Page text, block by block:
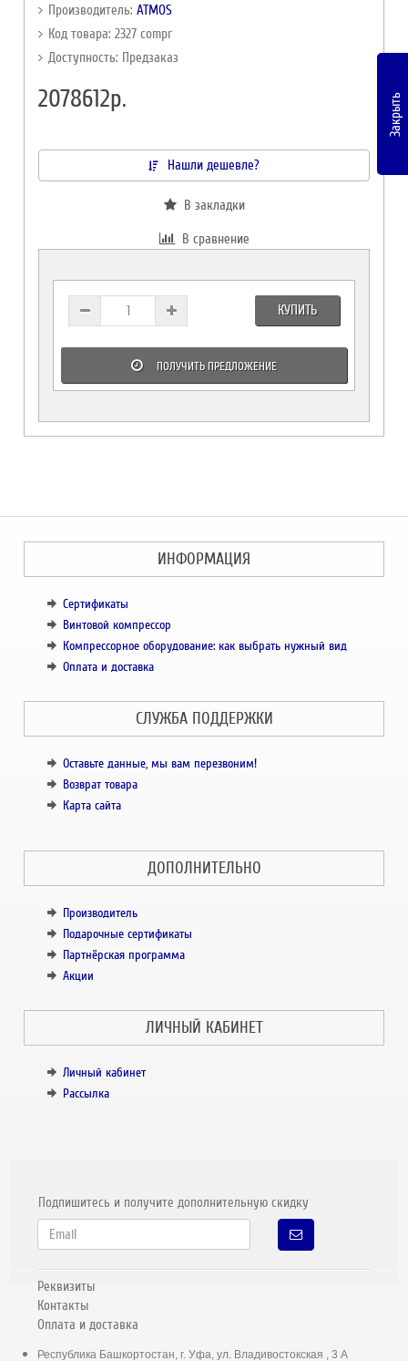
Производитель:ATMOS
Код товара: 2327 compr
Доступность: Предзаказ
2078612р.
Нашли дешевле?
В закладки
В сравнение
КУПИТЬ
ПОЛУЧИТЬ ПРЕДЛОЖЕНИЕ
ИНФОРМАЦИЯ
Сертификаты
Винтовой компрессор
Компрессорное оборудование: как выбрать нужный вид
Оплата и доставка
СЛУЖБА ПОДДЕРЖКИ
Оставьте данные, мы вам перезвоним!
Возврат товара
Карта сайта
ДОПОЛНИТЕЛЬНО
Производитель
Подарочные сертификаты
Партнёрская программа
Акции
ЛИЧНЫЙ КАБИНЕТ
Личный кабинет
Рассылка
Подпишитесь и получите дополнительную скидку
Реквизиты
Контакты
Оплата и доставка
Республика Башкортостан, г. Уфа, ул. Владивостокская , 3 А
Закрыть